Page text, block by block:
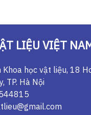
LIỆU VIỆT
học vật liệu, 18
TP. Hà Nội